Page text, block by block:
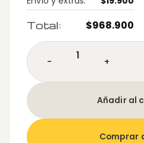
Total: $968.900
SILLA DE ESCRITORIO
Añadir al
Comprar